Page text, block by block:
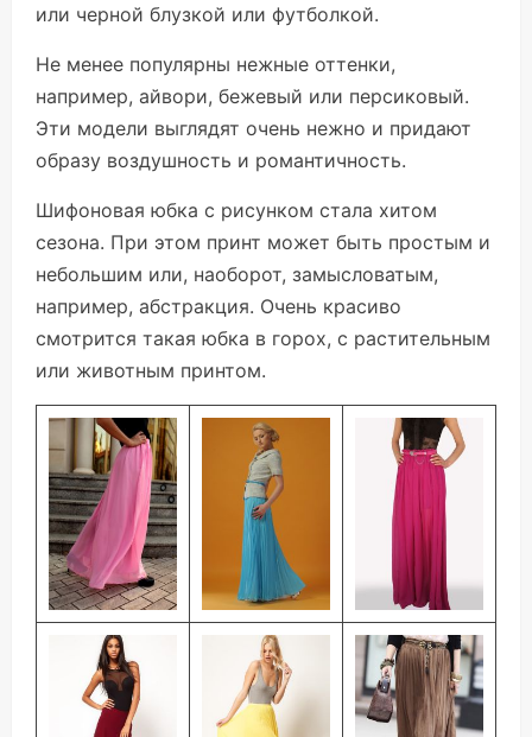
или черной блузкой или футболкой.
Не менее популярны нежные оттенки,
например, айвори, бежевый или персиковый.
Эти модели выглядят очень нежно и придают
образу воздушность и романтичность.
Шифоновая юбка с рисунком стала хитом
сезона. При этом принт может быть простым и
небольшим или, наоборот, замысловатым,
например, абстракция. Очень красиво
смотрится такая юбка в горох, с растительным
или животным принтом.